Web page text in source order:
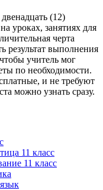
(12)
уроках, занятиях для
черта
результат выполнения
учитель мог
по необходимости.
и не требуют
можно узнать сразу.
11 класс
11 класс